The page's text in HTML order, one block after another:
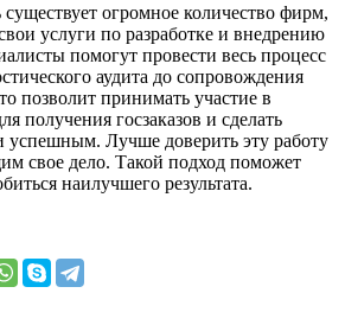
огромное количество фирм,
услуги по разработке и внедрению
помогут провести весь процесс
аудита до сопровождения
позволит принимать участие в
получения госзаказов и сделать
Лучше доверить эту работу
свое дело. Такой подход поможет
наилучшего результата.